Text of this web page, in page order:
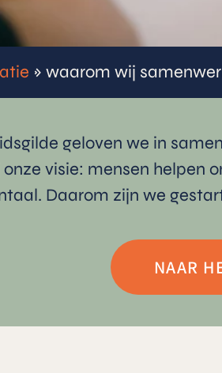
» waarom wij
geloven we in
visie: mensen helpen
Daarom zijn we
NAAR